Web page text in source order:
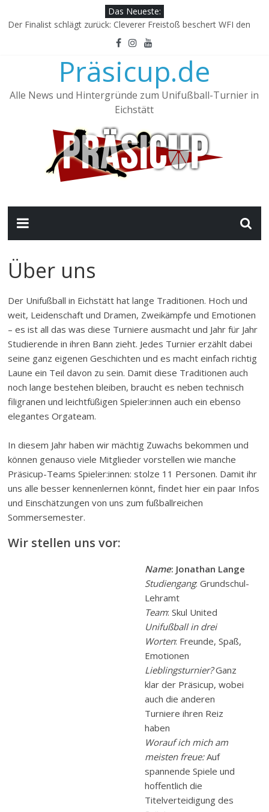
Das Neueste:
Der Finalist schlägt zurück: Cleverer Freistoß beschert WFI den
Skul United dank Serhat-Hattrick souverän im Halbfinale
Collegium überrascht Skul – SozPäd müht sich an die Spitze
Kantersieg zum Auftakt! Skul startet überragend ins Turnier
Porno Journos gelingt Coup gegen Hunde – MuWi-Stars
Präsicup.de
Alle News und Hintergründe zum Unifußball-Turnier in
Eichstätt
Über uns
Der Unifußball in Eichstätt hat lange Traditionen. Hoch und
weit, Leidenschaft und Dramen, Zweikämpfe und Emotionen
– es ist all das was diese Turniere ausmacht und Jahr für Jahr
Studierende in ihren Bann zieht. Jedes Turnier erzählt dabei
seine ganz eigenen Geschichten und es macht einfach richtig
Laune ein Teil davon zu sein. Damit diese Traditionen auch
noch lange bestehen bleiben, braucht es neben technisch
filigranen und leichtfüßigen Spieler:innen auch ein ebenso
elegantes Orgateam.
In diesem Jahr haben wir mächtig Zuwachs bekommen und
können genauso viele Mitglieder vorstellen wie manche
Präsicup-Teams Spieler:innen: stolze 11 Personen. Damit ihr
uns alle besser kennenlernen könnt, findet hier ein paar Infos
und Einschätzungen von uns zum fußballreichen
Sommersemester.
Wir stellen uns vor:
Name: Jonathan Lange
Studiengang: Grundschul-
Lehramt
Team: Skul United
Unifußball in drei
Worten: Freunde, Spaß,
Emotionen
Lieblingsturnier?Ganz
klar der Präsicup, wobei
auch die anderen
Turniere ihren Reiz
haben
Worauf ich mich am
meisten freue:Auf
spannende Spiele und
hoffentlich die
Titelverteidigung des